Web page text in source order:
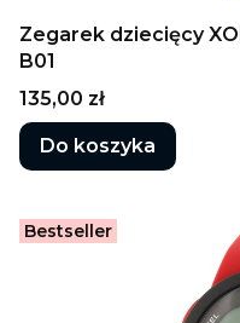
Zegarek dziecięcy
B01
Cena
135,00 zł
Do koszyka
Bestseller